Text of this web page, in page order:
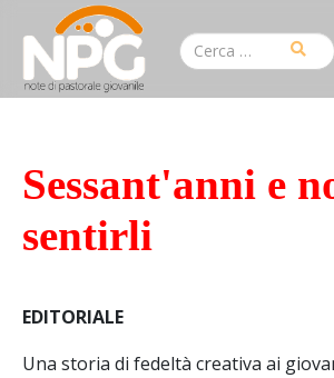
Sessant'anni e
sentirli
EDITORIALE
Una storia di fedeltà creativa ai